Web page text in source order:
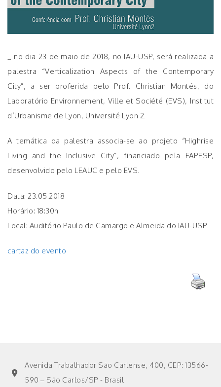
_ no dia 23 de maio de 2018, no IAU-USP, será realizada a
palestra “Verticalization Aspects of the Contemporary
City”, a ser proferida pelo Prof. Christian Montés, do
Laboratório Environnement, Ville et Société (EVS), Institut
d’Urbanisme de Lyon, Université Lyon 2.
A temática da palestra associa-se ao projeto “Highrise
Living and the Inclusive City”, financiado pela FAPESP,
desenvolvido pelo LEAUC e pelo EVS.
Data: 23.05.2018
Horário: 18:30h
Local: Auditório Paulo de Camargo e Almeida do IAU-USP
cartaz do evento
Avenida Trabalhador São Carlense, 400, CEP: 13566-
590 – São Carlos/SP - Brasil